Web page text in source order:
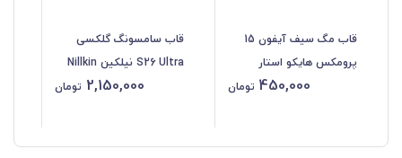
قاب مگ سیف آیفون 15
پرومکس هایکو استار
HICOSTAR پاستیلی450,000 تومان
قاب سامسونگ گلکسی
S26 Ultra نیلکین Nillkin
مدل Nature TPU Pro
2,150,000 تومان